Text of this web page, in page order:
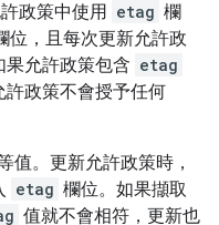
政策中使用 etag 欄
位，且每次更新允許政
允許政策包含 etag
政策不會授予任何
值。更新允許政策時，
etag 欄位。如果擷取
值就不會相符，更新也